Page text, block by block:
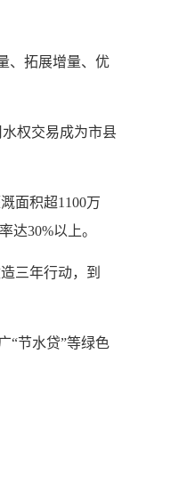
、拓展增量、优
权交易成为市县
面积超1100万
达30%以上。
三年行动，到
“节水贷”等绿色